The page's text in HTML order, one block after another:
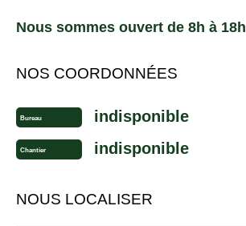
Nous sommes ouvert de 8h à 18h
NOS COORDONNÉES
Bureau indisponible
Chantier indisponible
NOUS LOCALISER